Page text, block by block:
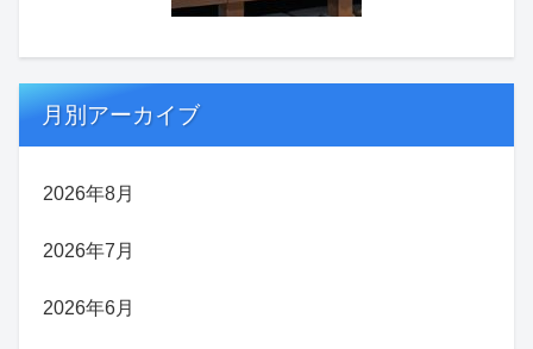
月別アーカイブ
2026年8月
2026年7月
2026年6月